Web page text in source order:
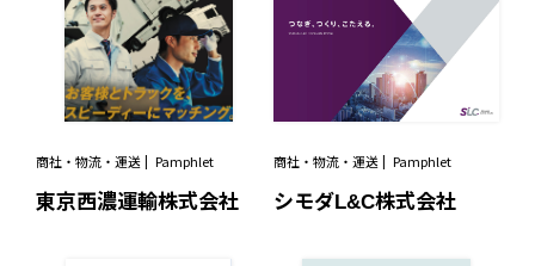
商社・物流・運送 Pamphlet
東京西濃運輸株式会社
商社・物流・運送 Pamphlet
シモダL&C株式会社